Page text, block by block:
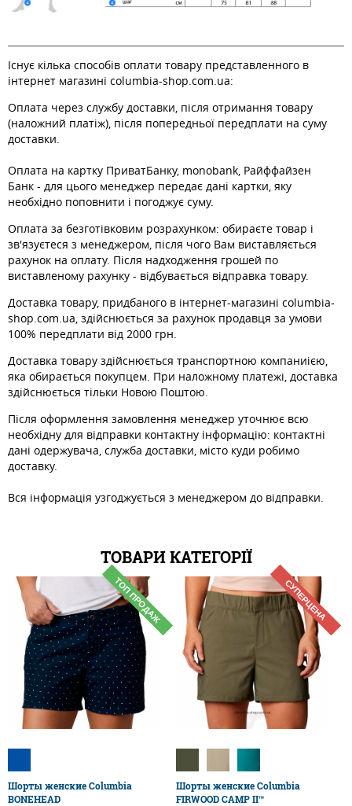
Існує кілька способів оплати товару представленного в
інтернет магазині columbia-shop.com.ua:
Оплата через службу доставки, після отримання товару
(наложний платіж), після попередньої передплати на суму
доставки.
Оплата на картку ПриватБанку, monobank, Райффайзен
Банк - для цього менеджер передає дані картки, яку
необхідно поповнити і погоджує суму.
Оплата за безготівковим розрахунком: обираєте товар і
зв'язуєтеся з менеджером, після чого Вам виставляється
рахунок на оплату. Після надходження грошей по
виставленому рахунку - відбувається відправка товару.
Доставка товару, придбаного в інтернет-магазині columbia-
shop.com.ua, здійснюється за рахунок продавця за умови
100% передплати від 2000 грн.
Доставка товару здійснюється транспортною компаниією,
яка обирається покупцем. При наложному платежі, доставка
здійснюється тільки Новою Поштою.
Після оформлення замовлення менеджер уточнює всю
необхідну для відправки контактну інформацію: контактні
дані одержувача, служба доставки, місто куди робимо
доставку.
Вся інформація узгоджується з менеджером до відправки.
ТОВАРИ КАТЕГОРІЇ
ТОП ПРОДАЖ
Шорты женские Columbia
BONEHEAD
СУПЕРЦЕНА
Шорты женские Columbia
FIRWOOD CAMP II™